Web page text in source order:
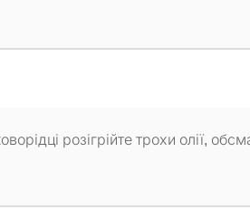
розігрійте трохи олії,